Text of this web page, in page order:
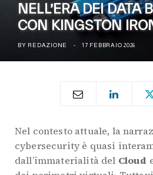
NELL’ERA DEI DATA
CON KINGSTON
BY REDAZIONE 17 FEBBRAIO 2026
Nel contesto attuale, la
cybersecurity è quasi
dall’immaterialità del Cloud